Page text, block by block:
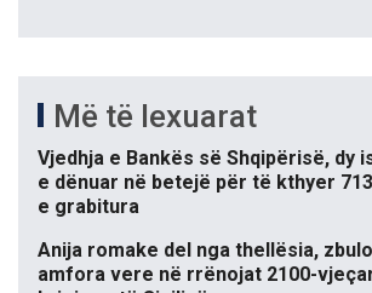
Më të lexuarat
Vjedhja e Bankës së Shqipërisë, dy
e dënuar në betejë për të kthyer
e grabitura
Anija romake del nga thellësia,
amfora vere në rrënojat 2100-